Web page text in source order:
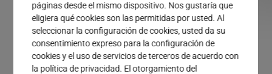
páginas desde el mismo dispositivo. Nos gustaría que
eligiera qué cookies son las permitidas por usted. Al
seleccionar la configuración de cookies, usted da su
consentimiento expreso para la configuración de
cookies y el uso de servicios de terceros de acuerdo con
la política de privacidad. El otorgamiento del
SISTEMA HiQ DIALOG SISTEMA HiQ VARIO SISTEMA HiQ LOGIC SISTEMA HiQ